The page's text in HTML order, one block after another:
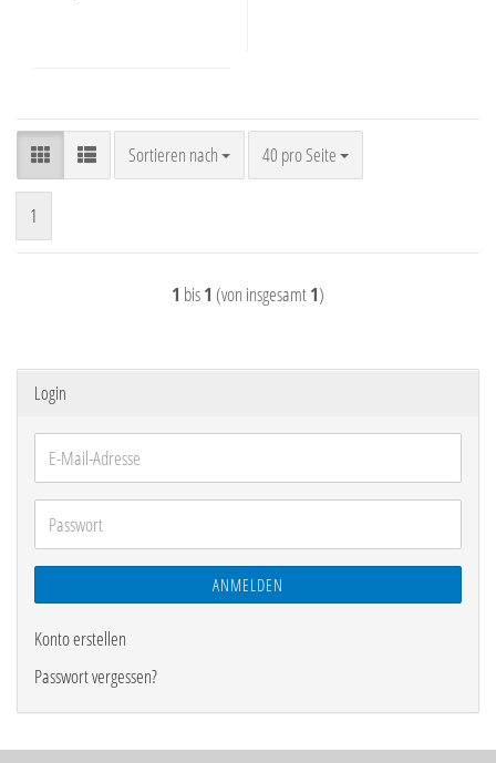
Sortieren nach
Sortieren nach 40 pro Seite
pro Seite
1
1 bis1 (von insgesamt1)
Login
E-
Mail-
Adresse
Passwort
ANMELDEN
Konto erstellen
Passwort vergessen?